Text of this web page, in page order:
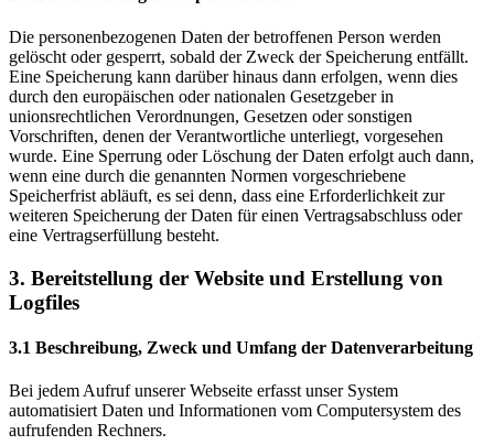
Die personenbezogenen Daten der betroffenen Person werden
gelöscht oder gesperrt, sobald der Zweck der Speicherung entfällt.
Eine Speicherung kann darüber hinaus dann erfolgen, wenn dies
durch den europäischen oder nationalen Gesetzgeber in
unionsrechtlichen Verordnungen, Gesetzen oder sonstigen
Vorschriften, denen der Verantwortliche unterliegt, vorgesehen
wurde. Eine Sperrung oder Löschung der Daten erfolgt auch dann,
wenn eine durch die genannten Normen vorgeschriebene
Speicherfrist abläuft, es sei denn, dass eine Erforderlichkeit zur
weiteren Speicherung der Daten für einen Vertragsabschluss oder
eine Vertragserfüllung besteht.
3. Bereitstellung der Website und Erstellung von
Logfiles
3.1 Beschreibung, Zweck und Umfang der Datenverarbeitung
Bei jedem Aufruf unserer Webseite erfasst unser System
automatisiert Daten und Informationen vom Computersystem des
aufrufenden Rechners.